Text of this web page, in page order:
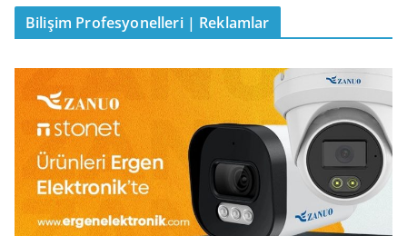
Bilişim Profesyonelleri | Reklamlar